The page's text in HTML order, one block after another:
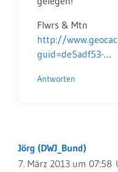
Flwrs & Mtn
http://
guid=de5adf53-…
Antworten
Jörg (DWJ_Bund)
7. März 2013 um 07:58